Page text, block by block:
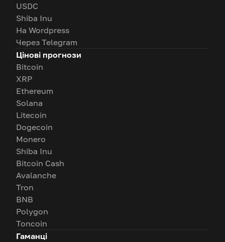
USDC
Shiba Inu
На Wordpress
Через Telegram
Цінові прогнози
Bitcoin
XRP
Ethereum
Solana
Litecoin
Dogecoin
Monero
Shiba Inu
Bitcoin Cash
Avalanche
Tron
BNB
Polygon
Toncoin
Гаманці